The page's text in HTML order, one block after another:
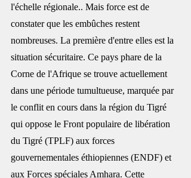
l'échelle régionale.. Mais force est de
constater que les embûches restent
nombreuses. La première d'entre elles est la
situation sécuritaire. Ce pays phare de la
Corne de l'Afrique se trouve actuellement
dans une période tumultueuse, marquée par
le conflit en cours dans la région du Tigré
qui oppose le Front populaire de libération
du Tigré (TPLF) aux forces
gouvernementales éthiopiennes (ENDF) et
aux Forces spéciales Amhara. Cette